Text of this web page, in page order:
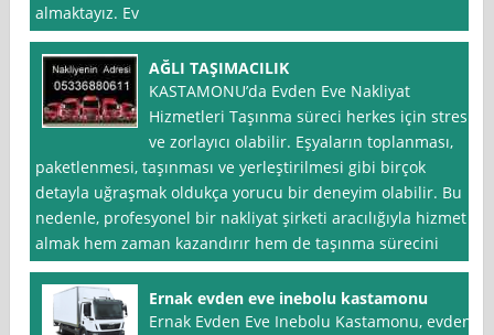
almaktayız. Ev
AĞLI TAŞIMACILIK
KASTAMONU’da Evden Eve Nakliyat
Hizmetleri Taşınma süreci herkes için stresli
ve zorlayıcı olabilir. Eşyaların toplanması,
paketlenmesi, taşınması ve yerleştirilmesi gibi birçok
detayla uğraşmak oldukça yorucu bir deneyim olabilir. Bu
nedenle, profesyonel bir nakliyat şirketi aracılığıyla hizmet
almak hem zaman kazandırır hem de taşınma sürecini
Ernak evden eve inebolu kastamonu
Ernak Evden Eve Inebolu Kastamonu, evden